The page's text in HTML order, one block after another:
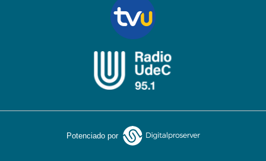
Potenciado por